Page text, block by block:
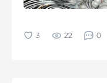
22 0